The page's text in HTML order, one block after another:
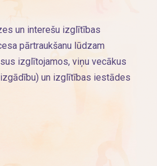
un interešu izglītības
pārtraukšanu lūdzam
izglītojamos, viņu vecākus
un izglītības iestādes